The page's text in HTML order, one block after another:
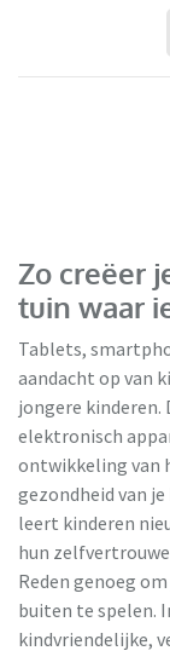
Zo creëer
tuin waar
Tablets,
aandacht op van
jongere kinderen.
elektronisch
ontwikkeling van
gezondheid van
leert kinderen
hun
Reden genoeg
buiten te spelen.
kindvriendelijke,